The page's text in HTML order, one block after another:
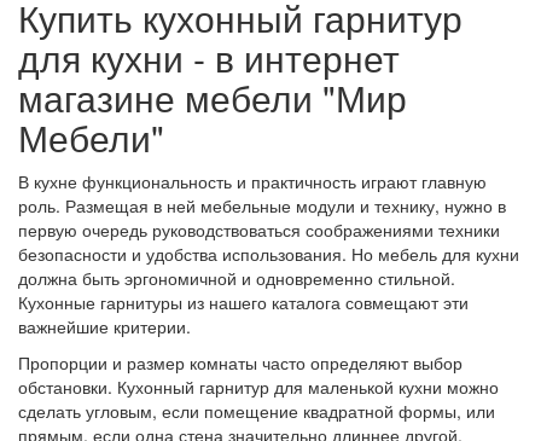
Купить кухонный гарнитур
для кухни - в интернет
магазине мебели "Мир
Мебели"
В кухне функциональность и практичность играют главную
роль. Размещая в ней мебельные модули и технику, нужно в
первую очередь руководствоваться соображениями техники
безопасности и удобства использования. Но мебель для кухни
должна быть эргономичной и одновременно стильной.
Кухонные гарнитуры из нашего каталога совмещают эти
важнейшие критерии.
Пропорции и размер комнаты часто определяют выбор
обстановки. Кухонный гарнитур для маленькой кухни можно
сделать угловым, если помещение квадратной формы, или
прямым, если одна стена значительно длиннее другой.